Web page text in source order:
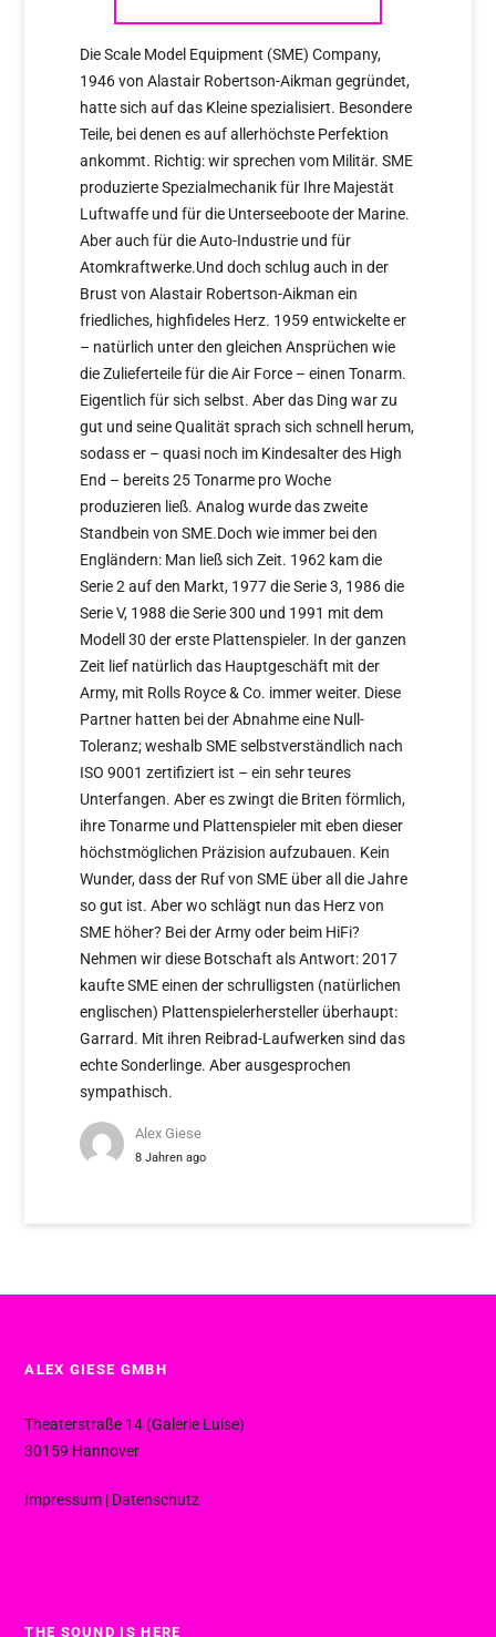
Die Scale Model Equipment (SME) Company,
1946 von Alastair Robertson-Aikman gegründet,
hatte sich auf das Kleine spezialisiert. Besondere
Teile, bei denen es auf allerhöchste Perfektion
ankommt. Richtig: wir sprechen vom Militär. SME
produzierte Spezialmechanik für Ihre Majestät
Luftwaffe und für die Unterseeboote der Marine.
Aber auch für die Auto-Industrie und für
Atomkraftwerke.Und doch schlug auch in der
Brust von Alastair Robertson-Aikman ein
friedliches, highfideles Herz. 1959 entwickelte er
– natürlich unter den gleichen Ansprüchen wie
die Zulieferteile für die Air Force – einen Tonarm.
Eigentlich für sich selbst. Aber das Ding war zu
gut und seine Qualität sprach sich schnell herum,
sodass er – quasi noch im Kindesalter des High
End – bereits 25 Tonarme pro Woche
produzieren ließ. Analog wurde das zweite
Standbein von SME.Doch wie immer bei den
Engländern: Man ließ sich Zeit. 1962 kam die
Serie 2 auf den Markt, 1977 die Serie 3, 1986 die
Serie V, 1988 die Serie 300 und 1991 mit dem
Modell 30 der erste Plattenspieler. In der ganzen
Zeit lief natürlich das Hauptgeschäft mit der
Army, mit Rolls Royce & Co. immer weiter. Diese
Partner hatten bei der Abnahme eine Null-
Toleranz; weshalb SME selbstverständlich nach
ISO 9001 zertifiziert ist – ein sehr teures
Unterfangen. Aber es zwingt die Briten förmlich,
ihre Tonarme und Plattenspieler mit eben dieser
höchstmöglichen Präzision aufzubauen. Kein
Wunder, dass der Ruf von SME über all die Jahre
so gut ist. Aber wo schlägt nun das Herz von
SME höher? Bei der Army oder beim HiFi?
Nehmen wir diese Botschaft als Antwort: 2017
kaufte SME einen der schrulligsten (natürlichen
englischen) Plattenspielerhersteller überhaupt:
Garrard. Mit ihren Reibrad-Laufwerken sind das
echte Sonderlinge. Aber ausgesprochen
sympathisch.
Alex Giese
8 Jahren ago
ALEX GIESE GMBH
Theaterstraße 14 (Galerie Luise)
30159 Hannover
Impressum | Datenschutz
THE SOUND IS HERE